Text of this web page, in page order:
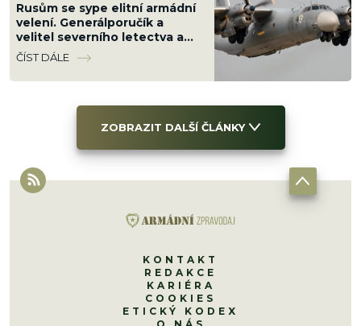
Rusům se sype elitní armádní
velení. Generálporučík a
velitel severního letectva a
PVO přišel o život jejich vinou
ČÍST DÁLE
ZOBRAZIT DALŠÍ ČLÁNKY
KONTAKT
REDAKCE
KARIÉRA
COOKIES
ETICKÝ KODEX